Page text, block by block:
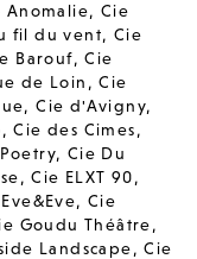
Anomalie, Cie
fil du vent, Cie
Barouf,Cie
de Loin ,Cie
,Cie d'Avigny,
,Cie des Cimes,
, Cie Du
,Cie ELXT 90,
,Cie
Goudu Théâtre,
Landscape,Cie